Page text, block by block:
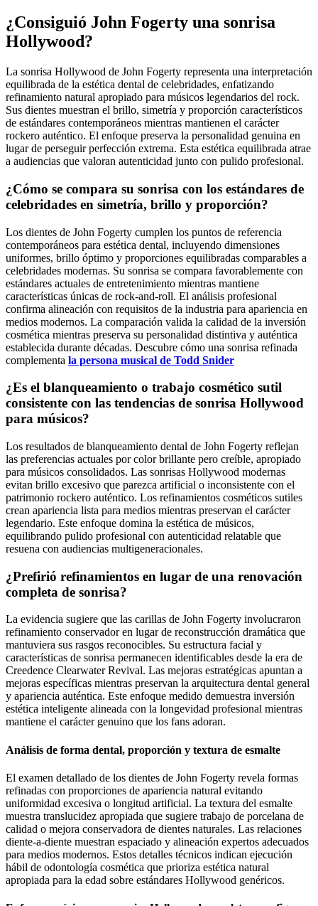
¿Consiguió John Fogerty una sonrisa
Hollywood?
La sonrisa Hollywood de John Fogerty representa una interpretación
equilibrada de la estética dental de celebridades, enfatizando
refinamiento natural apropiado para músicos legendarios del rock.
Sus dientes muestran el brillo, simetría y proporción característicos
de estándares contemporáneos mientras mantienen el carácter
rockero auténtico. El enfoque preserva la personalidad genuina en
lugar de perseguir perfección extrema. Esta estética equilibrada atrae
a audiencias que valoran autenticidad junto con pulido profesional.
¿Cómo se compara su sonrisa con los estándares de
celebridades en simetría, brillo y proporción?
Los dientes de John Fogerty cumplen los puntos de referencia
contemporáneos para estética dental, incluyendo dimensiones
uniformes, brillo óptimo y proporciones equilibradas comparables a
celebridades modernas. Su sonrisa se compara favorablemente con
estándares actuales de entretenimiento mientras mantiene
características únicas de rock-and-roll. El análisis profesional
confirma alineación con requisitos de la industria para apariencia en
medios modernos. La comparación valida la calidad de la inversión
cosmética mientras preserva su personalidad distintiva y auténtica
establecida durante décadas. Descubre cómo una sonrisa refinada
complementa la persona musical de Todd Snider
¿Es el blanqueamiento o trabajo cosmético sutil
consistente con las tendencias de sonrisa Hollywood
para músicos?
Los resultados de blanqueamiento dental de John Fogerty reflejan
las preferencias actuales por color brillante pero creíble, apropiado
para músicos consolidados. Las sonrisas Hollywood modernas
evitan brillo excesivo que parezca artificial o inconsistente con el
patrimonio rockero auténtico. Los refinamientos cosméticos sutiles
crean apariencia lista para medios mientras preservan el carácter
legendario. Este enfoque domina la estética de músicos,
equilibrando pulido profesional con autenticidad relatable que
resuena con audiencias multigeneracionales.
¿Prefirió refinamientos en lugar de una renovación
completa de sonrisa?
La evidencia sugiere que las carillas de John Fogerty involucraron
refinamiento conservador en lugar de reconstrucción dramática que
mantuviera sus rasgos reconocibles. Su estructura facial y
características de sonrisa permanecen identificables desde la era de
Creedence Clearwater Revival. Las mejoras estratégicas apuntan a
mejoras específicas mientras preservan la arquitectura dental general
y apariencia auténtica. Este enfoque medido demuestra inversión
estética inteligente alineada con la longevidad profesional mientras
mantiene el carácter genuino que los fans adoran.
Análisis de forma dental, proporción y textura de esmalte
El examen detallado de los dientes de John Fogerty revela formas
refinadas con proporciones de apariencia natural evitando
uniformidad excesiva o longitud artificial. La textura del esmalte
muestra translucidez apropiada que sugiere trabajo de porcelana de
calidad o mejora conservadora de dientes naturales. Las relaciones
diente-a-diente muestran espaciado y alineación expertos adecuados
para medios modernos. Estos detalles técnicos indican ejecución
hábil de odontología cosmética que prioriza estética natural
apropiada para la edad sobre estándares Hollywood genéricos.